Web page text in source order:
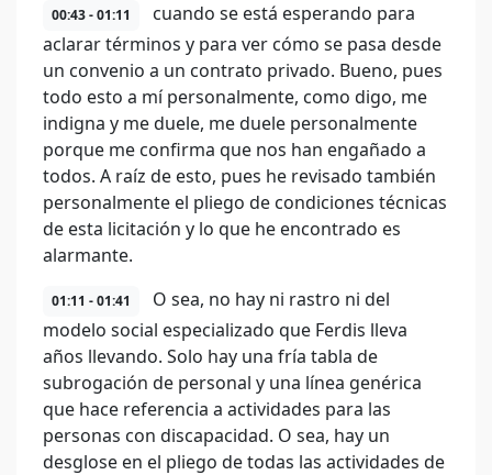
00:43 - 01:11
cuando se está esperando para
aclarar términos y para ver cómo se pasa desde
un convenio a un contrato privado. Bueno, pues
todo esto a mí personalmente, como digo, me
indigna y me duele, me duele personalmente
porque me confirma que nos han engañado a
todos. A raíz de esto, pues he revisado también
personalmente el pliego de condiciones técnicas
de esta licitación y lo que he encontrado es
alarmante.
01:11 - 01:41
O sea, no hay ni rastro ni del
modelo social especializado que Ferdis lleva
años llevando. Solo hay una fría tabla de
subrogación de personal y una línea genérica
que hace referencia a actividades para las
personas con discapacidad. O sea, hay un
desglose en el pliego de todas las actividades de